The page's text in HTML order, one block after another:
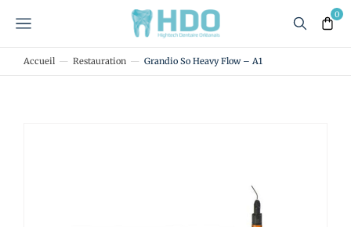
Vous êtes ici :
Accueil Restauration Grandio So Heavy Flow – A1